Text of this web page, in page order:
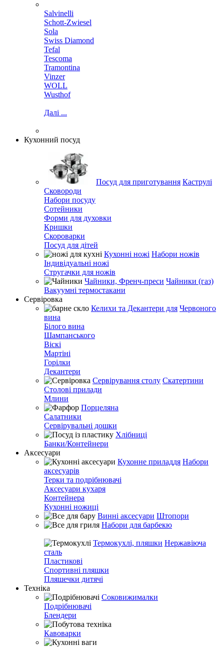
Salvinelli
Schott-Zwiesel
Sola
Swiss Diamond
Tefal
Tescoma
Tramontina
Vinzer
WOLL
Wusthof
Далі ...
Кухонний посуд
Посуд для приготування Каструлі
Сковороди
Набори посуду
Сотейники
Форми для духовки
Кришки
Скороварки
Посуд для дітей
Кухонні ножі Набори ножів
Індивідуальні ножі
Стругачки для ножів
Чайники, Френч-преси Чайники (газ)
Вакуумні термостакани
Сервіровка
Келихи та Декантери для Червоного
вина
Білого вина
Шампанського
Віскі
Мартіні
Горілки
Декантери
Сервірування столу Скатертини
Столові прилади
Млини
Порцеляна
Салатники
Сервірувальні дошки
Хлібниці
Банки/Контейнери
Аксесуари
Кухонне приладдя Набори
аксесуарів
Терки та подрібнювачі
Аксесуари кухаря
Контейнера
Кухонні ножиці
Винні аксесуари Штопори
Набори для барбекю
Термокухлі, пляшки Нержавіюча
сталь
Пластикові
Спортивні пляшки
Пляшечки дитячі
Техніка
Соковижималки
Подрібнювачі
Блендери
Кавоварки